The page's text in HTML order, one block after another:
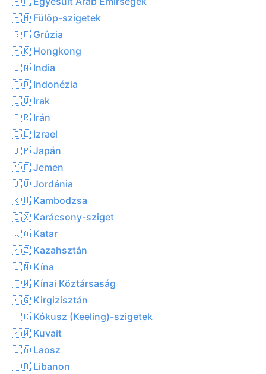
🇵🇭 Fülöp-szigetek
🇬🇪 Grúzia
🇭🇰 Hongkong
🇮🇳 India
🇮🇩 Indonézia
🇮🇶 Irak
🇮🇷 Irán
🇮🇱 Izrael
🇯🇵 Japán
🇾🇪 Jemen
🇯🇴 Jordánia
🇰🇭 Kambodzsa
🇨🇽 Karácsony-sziget
🇶🇦 Katar
🇰🇿 Kazahsztán
🇨🇳 Kína
🇹🇼 Kínai Köztársaság
🇰🇬 Kirgizisztán
🇨🇨 Kókusz (Keeling)-szigetek
🇰🇼 Kuvait
🇱🇦 Laosz
🇱🇧 Libanon